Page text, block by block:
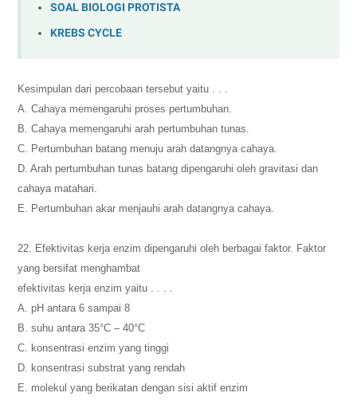
SOAL BIOLOGI PROTISTA
KREBS CYCLE
Kesimpulan dari percobaan tersebut yaitu . . .
A. Cahaya memengaruhi proses pertumbuhan.
B. Cahaya memengaruhi arah pertumbuhan tunas.
C. Pertumbuhan batang menuju arah datangnya cahaya.
D. Arah pertumbuhan tunas batang dipengaruhi oleh gravitasi dan
cahaya matahari.
E. Pertumbuhan akar menjauhi arah datangnya cahaya.
22. Efektivitas kerja enzim dipengaruhi oleh berbagai faktor. Faktor
yang bersifat menghambat
efektivitas kerja enzim yaitu . . . .
A. pH antara 6 sampai 8
B. suhu antara 35°C – 40°C
C. konsentrasi enzim yang tinggi
D. konsentrasi substrat yang rendah
E. molekul yang berikatan dengan sisi aktif enzim